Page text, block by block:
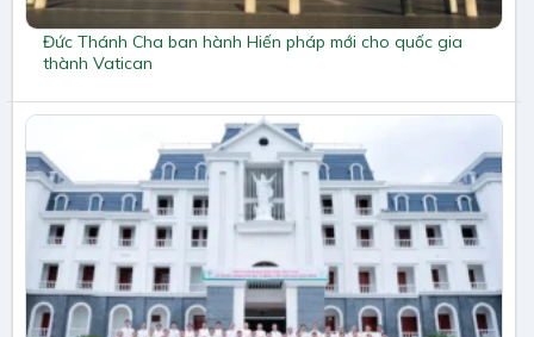
Đức Thánh Cha ban hành Hiến pháp mới cho quốc gia
thành Vatican